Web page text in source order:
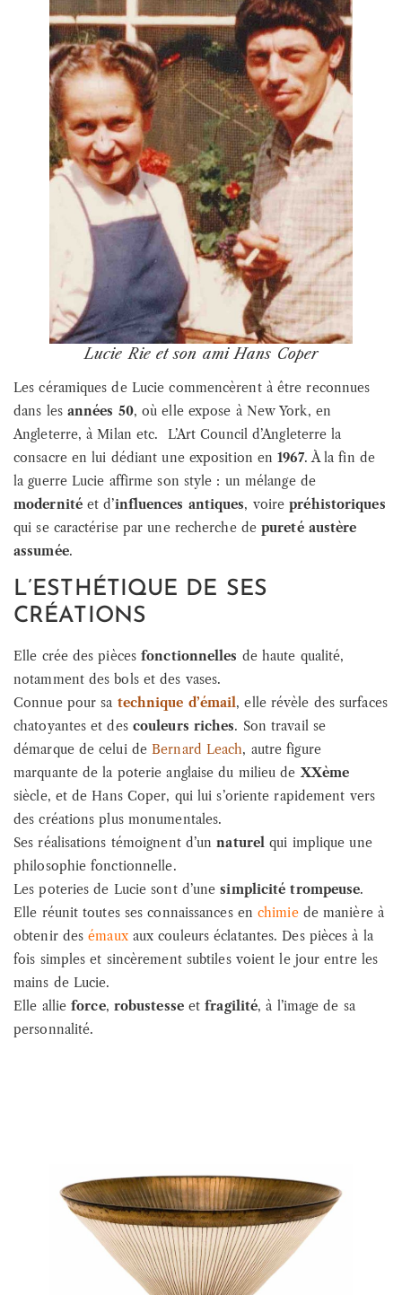
Lucie Rie et son ami Hans Coper
Les céramiques de Lucie commencèrent à être reconnues
dans les années 50, où elle expose à New York, en
Angleterre, à Milan etc. L’Art Council d’Angleterre la
consacre en lui dédiant une exposition en 1967. À la fin de
la guerre Lucie affirme son style : un mélange de
modernitéet d’influences antiques, voirepréhistoriques
qui se caractérise par une recherche depureté austère
assumée.
L’ESTHÉTIQUE DE SES
CRÉATIONS
Elle crée des piècesfonctionnelles de haute qualité,
notamment des bols et des vases.
Connue pour sa technique d’émail, elle révèle des surfaces
chatoyantes et des couleurs riches. Son travail se
démarque de celui deBernard Leach, autre figure
marquante de la poterie anglaise du milieu de XXème
siècle, et de Hans Coper, qui lui s’oriente rapidement vers
des créations plus monumentales.
Ses réalisations témoignent d’unnaturelqui implique une
philosophie fonctionnelle.
Les poteries de Lucie sont d’unesimplicité trompeuse.
Elle réunit toutes ses connaissances enchimiede manière à
obtenir desémauxaux couleurs éclatantes. Des pièces à la
fois simples et sincèrement subtiles voient le jour entre les
mains de Lucie.
Elle allieforce, robustesseetfragilité, à l’image de sa
personnalité.